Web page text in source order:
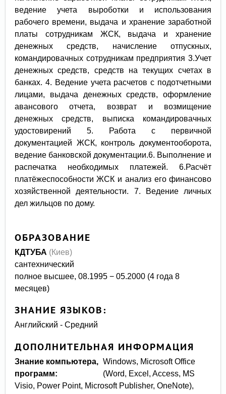
ведение учета выроботки и использования
рабочего времени, выдача и хранение заработной
платы сотрудникам ЖСК, выдача и хранение
денежных средств, начисление отпускных,
командировачных сотрудникам предприятия 3.Учет
денежных средств, средств на текущих счетах в
банках. 4. Ведение учета расчетов с подотчетными
лицами, выдача денежных средств, оформление
авансового отчета, возврат и возмищение
денежных средств, выписка командировачных
удостовирений 5. Работа с первичной
документацией ЖСК, контроль документооборота,
ведение банковской документации.6. Выполнение и
распечатка необходимых платежей. 6.Расчёт
платёжеспособности ЖСК и анализ его финансово
хозяйственной деятельности. 7. Ведение личных
дел жильцов по дому.
ОБРАЗОВАНИЕ
КДТУБА (Киев)
сантехнический
полное высшее, 08.1995 − 05.2000 (4 года 8
месяцев)
ЗНАНИЕ ЯЗЫКОВ:
Английский - Средний
ДОПОЛНИТЕЛЬНАЯ ИНФОРМАЦИЯ
Знание компьютера,
программ:
Windows, Microsoft Office
(Word, Excel, Access, MS
Visio, Power Point, Microsoft Publisher, OneNote),